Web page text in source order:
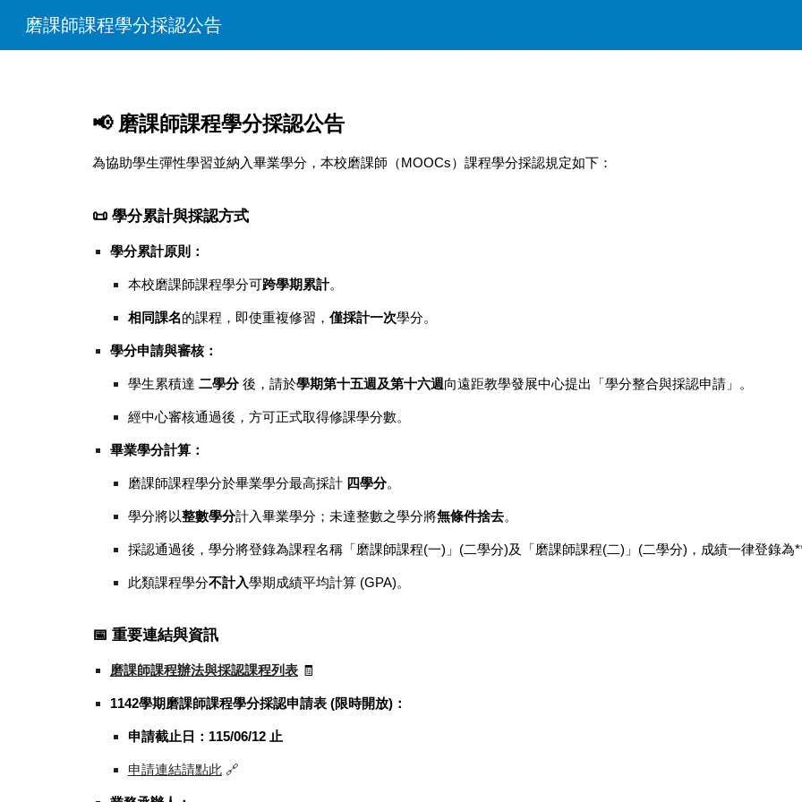
Skip to
磨課師課程學分採認公告
📢 磨課師課程學分採認公告
為協助學生彈性學習並納入畢業學分，本校磨課師（MOOCs）課程學分採認規定如下：
📜 學分累計與採認方式
學分累計原則：
本校磨課師課程學分可跨學期累計。
相同課名的課程，即使重複修習， 僅採計一次學分。
學分申請與審核：
學生累積達 二學分後，請於學期第十五週及第十六週 向遠距教學發展中心提出「學分整合與採認申請」。
經中心審核通過後，方可正式取得修課學分數。
畢業學分計算：
磨課師課程學分於畢業學分最高採計 四學分。
學分將以整數學分計入畢業學分；未達整數之學分將無條件捨去。
採認通過後，學分將登錄為課程名稱「磨課師課程(一)」(二學分)及「磨課師課程(二)」(二學分)，成績一律登錄為
此類課程學分不計入學期成績平均計算 (GPA)。
📅 重要連結與資訊
磨課師課程辦法與採認課程列表🧾
1142學期磨課師課程學分採認申請表 (限時開放)：
申請截止日：115/06/12 止
申請連結請點此🔗